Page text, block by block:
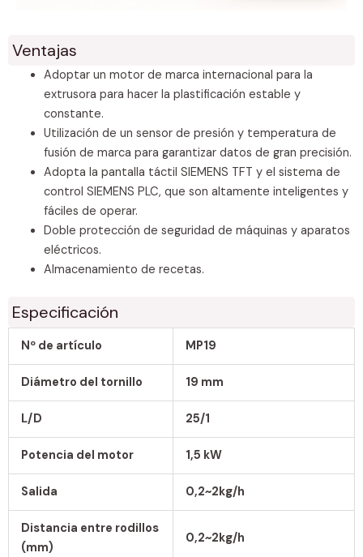
Ventajas
Adoptar un motor de marca internacional para la
extrusora para hacer la plastificación estable y
constante.
Utilización de un sensor de presión y temperatura de
fusión de marca para garantizar datos de gran precisión.
Adopta la pantalla táctil SIEMENS TFT y el sistema de
control SIEMENS PLC, que son altamente inteligentes y
fáciles de operar.
Doble protección de seguridad de máquinas y aparatos
eléctricos.
Almacenamiento de recetas.
Especificación
Nº de artículo MP19
Diámetro del tornillo 19 mm
L/D 25/1
Potencia del motor 1,5 kW
Salida 0,2~2kg/h
Distancia entre rodillos
(mm)
0,2~2kg/h